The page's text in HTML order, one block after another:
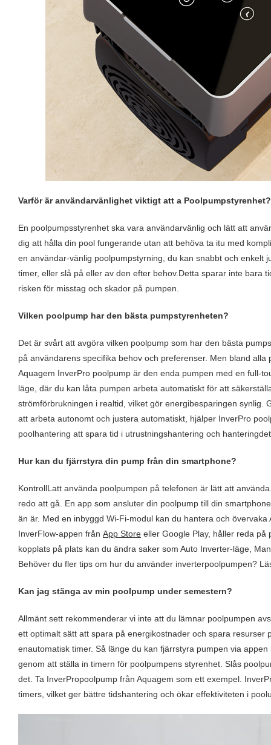
Varför är användarvänlighet viktigt att a Poolpumpstyrenhet?
En poolpumpsstyrenhet ska vara användarvänlig och lätt att
dig att hålla din pool fungerande utan att behöva ta itu med
en användar-vänlig poolpumpstyrning, du kan snabbt och enkelt
timer, eller slå på eller av den efter behov.Detta sparar inte bara
risken för misstag och skador på pumpen.
Vilken poolpump har den bästa pumpstyrenheten?
Det är svårt att avgöra vilken poolpump som har den bästa
på användarens specifika behov och preferenser. Men bland
Aquagem InverPro poolpump är den enda pumpen med en full-
läge, där du kan låta pumpen arbeta automatiskt för att
strömförbrukningen i realtid, vilket gör energibesparingen synlig.
att arbeta autonomt och justera automatiskt, hjälper InverPro
poolhantering att spara tid i utrustningshantering och
Hur kan du fjärrstyra din pump från din smartphone?
KontrollL att använda poolpumpen på telefonen är lätt att
redo att gå. En app som ansluter din poolpump till din
än är. Med en inbyggd Wi-Fi-modul kan du hantera och
InverFlow-appen från App Store eller Google Play, håller reda på
kopplats på plats kan du ändra saker som Auto Inverter-läge,
Behöver du fler tips om hur du använder inverterpoolpumpen?
Kan jag stänga av min poolpump under semestern?
Allmänt sett rekommenderar vi inte att du lämnar poolpumpen
ett optimalt sätt att spara på energikostnader och spara resurser
enautomatisk timer. Så länge du kan fjärrstyra pumpen via
genom att ställa in timern för poolpumpens styrenhet. Slås
det. Ta InverPropoolpump från Aquagem som ett exempel.
timers, vilket ger bättre tidshantering och ökar effektiviteten i